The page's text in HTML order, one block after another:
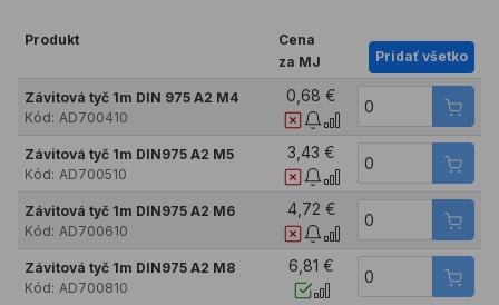
Produkt
Cena
za MJ
Pridať všetko
Závitová tyč 1m DIN 975 A2 M4
Kód: AD700410
0,68 €
Závitová tyč 1m DIN975 A2 M5
Kód: AD700510
3,43 €
Závitová tyč 1m DIN975 A2 M6
Kód: AD700610
4,72 €
Závitová tyč 1m DIN975 A2 M8
Kód: AD700810
6,81 €